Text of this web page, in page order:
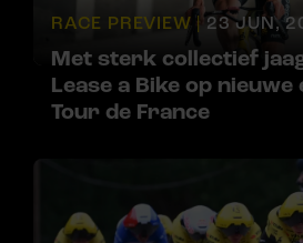
RACE PREVIEW | 23 JUN,
Met sterk collectief
Lease a Bike op nieuwe
Tour de France